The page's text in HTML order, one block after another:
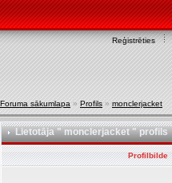
Reģistrēties
Foruma sākumlapa » Profils » monclerjacket
Lietotāja " monclerjacket " profils
Profilbilde